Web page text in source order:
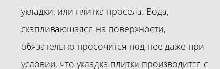
укладки, или плитка просела. Вода,
скапливающаяся на поверхности,
обязательно просочится под нее даже при
условии, что укладка плитки производится с